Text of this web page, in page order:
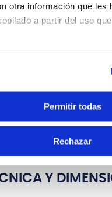
otra información que les
a partir del uso
Permitir todas
Rechazar
DEL
5A trabajada
productos más
Y